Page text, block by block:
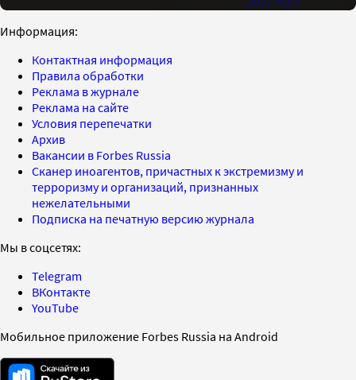
Информация:
Контактная информация
Правила обработки
Реклама в журнале
Реклама на сайте
Условия перепечатки
Архив
Вакансии в Forbes Russia
Сканер иноагентов, причастных к экстремизму и
терроризму и организаций, признанных
нежелательными
Подписка на печатную версию журнала
Мы в соцсетях:
Telegram
ВКонтакте
YouTube
Мобильное приложение Forbes Russia на Android